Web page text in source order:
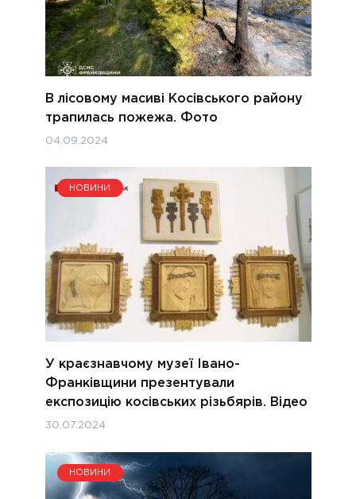
В лісовому масиві Косівського району
трапилась пожежа. Фото
04.09.2024
НОВИНИ
У краєзнавчому музеї Івано-
Франківщини презентували
експозицію косівських різьбярів. Відео
30.07.2024
НОВИНИ